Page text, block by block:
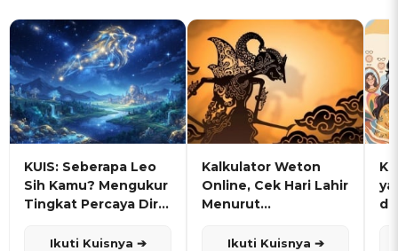
KUIS: Seberapa Leo
Sih Kamu? Mengukur
Tingkat Percaya Diri
Ikuti Kuisnya ➔
Kalkulator Weton
Online, Cek Hari Lahir
Menurut
Ikuti Kuisnya ➔